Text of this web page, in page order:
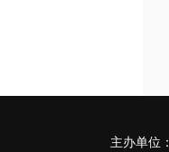
主办单位：